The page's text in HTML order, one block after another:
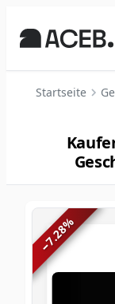
Startseite
−
7.28
%